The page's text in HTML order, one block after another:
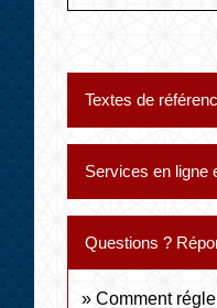
Textes de
Services en ligne
Questions ?
Comment